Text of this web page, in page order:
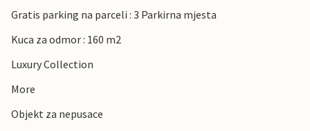
Gratis parking na parceli : 3 Parkirna mjesta
Kuca za odmor : 160 m2
Luxury Collection
More
Objekt za nepusace